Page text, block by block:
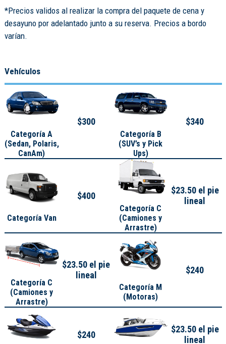
*Precios validos al realizar la compra del paquete de cena y
desayuno por adelantado junto a su reserva. Precios a bordo
varían.
Vehículos
Categoría A
(Sedan, Polaris,
CanAm)
$300
Categoría B
(SUV’s y Pick
Ups)
$340
Categoría Van
$400
Categoría C
(Camiones y
Arrastre)
$23.50 el pie
lineal
Categoría C
(Camiones y
Arrastre)
$23.50 el pie
lineal
Categoría M
(Motoras)
$240
$240
$23.50 el pie
lineal